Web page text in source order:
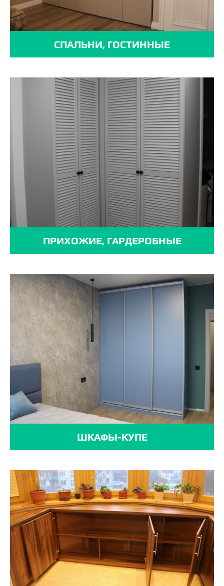
СПАЛЬНИ, ГОСТИННЫЕ
ПРИХОЖИЕ, ГАРДЕРОБНЫЕ
ШКАФЫ-КУПЕ